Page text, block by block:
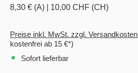
8,30 € (A) 10,00 CHF (CH)
Preise inkl. MwSt. zzgl. Versandkosten
kostenfrei ab 15 €*)
Sofort lieferbar